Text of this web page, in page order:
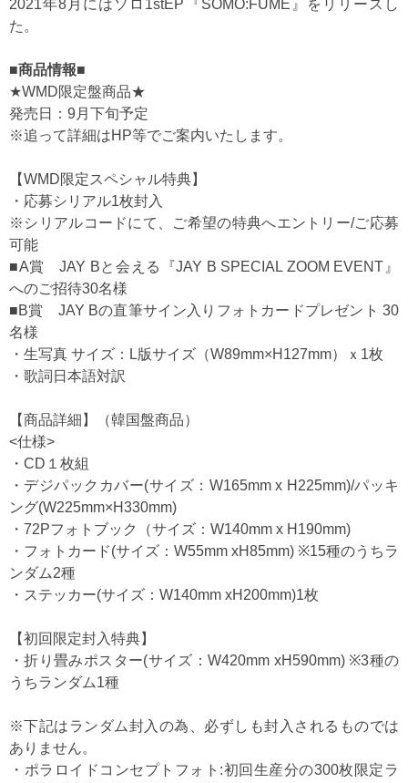
2021年8月にはソロ1stEP『SOMO:FUME』をリリースし
た。
■商品情報■
★WMD限定盤商品★
発売日：9月下旬予定
※追って詳細はHP等でご案内いたします。
【WMD限定スペシャル特典】
・応募シリアル1枚封入
※シリアルコードにて、ご希望の特典へエントリー/ご応募
可能
■A賞 JAY Bと会える『JAY B SPECIAL ZOOM EVENT』
へのご招待30名様
■B賞 JAY Bの直筆サイン入りフォトカードプレゼント 30
名様
・生写真 サイズ：L版サイズ（W89mm×H127mm）ｘ1枚
・歌詞日本語対訳
【商品詳細】（韓国盤商品）
<仕様>
・CD１枚組
・デジパックカバー(サイズ：W165mm x H225mm)/パッキ
ング(W225mm×H330mm)
・72Pフォトブック（サイズ：W140mm x H190mm)
・フォトカード(サイズ：W55mm xH85mm) ※15種のうちラ
ンダム2種
・ステッカー(サイズ：W140mm xH200mm)1枚
【初回限定封入特典】
・折り畳みポスター(サイズ：W420mm xH590mm) ※3種の
うちランダム1種
※下記はランダム封入の為、必ずしも封入されるものでは
ありません。
・ポラロイドコンセプトフォト:初回生産分の300枚限定ラ